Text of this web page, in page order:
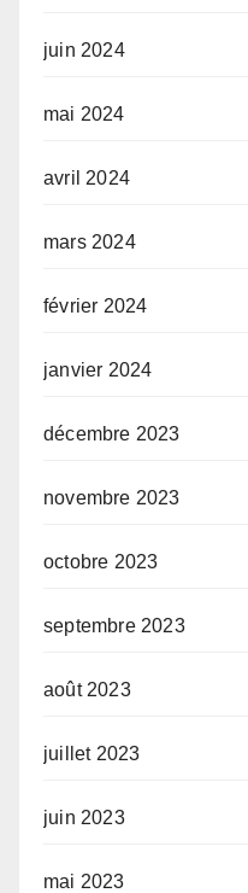
juin 2024
mai 2024
avril 2024
mars 2024
février 2024
janvier 2024
décembre 2023
novembre 2023
octobre 2023
septembre 2023
août 2023
juillet 2023
juin 2023
mai 2023